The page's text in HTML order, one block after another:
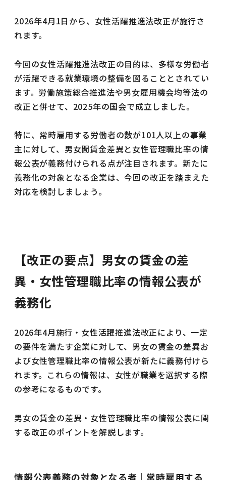
2026年4月1日から、女性活躍推進法改正が施行さ
れます。
今回の女性活躍推進法改正の目的は、多様な労働者
が活躍できる就業環境の整備を図ることとされてい
ます。労働施策総合推進法や男女雇用機会均等法の
改正と併せて、2025年の国会で成立しました。
特に、常時雇用する労働者の数が101人以上の事業
主に対して、男女間賃金差異と女性管理職比率の情
報公表が義務付けられる点が注目されます。新たに
義務化の対象となる企業は、今回の改正を踏まえた
対応を検討しましょう。
【改正の要点】男女の賃金の差
異・女性管理職比率の情報公表が
義務化
2026年4月施行・女性活躍推進法改正により、一定
の要件を満たす企業に対して、男女の賃金の差異お
よび女性管理職比率の情報公表が新たに義務付けら
れます。これらの情報は、女性が職業を選択する際
の参考になるものです。
男女の賃金の差異・女性管理職比率の情報公表に関
する改正のポイントを解説します。
情報公表義務の対象となる者｜常時雇用する